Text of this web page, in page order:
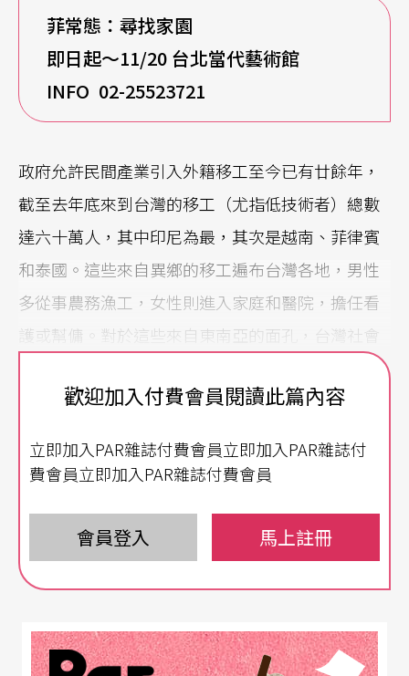
菲常態：尋找家園
即日起～11/20 台北當代藝術館
INFO 02-25523721
政府允許民間產業引入外籍移工至今已有廿餘年，
截至去年底來到台灣的移工（尤指低技術者）總數
達六十萬人，其中印尼為最，其次是越南、菲律賓
和泰國。這些來自異鄉的移工遍布台灣各地，男性
多從事農務漁工，女性則進入家庭和醫院，擔任看
護或幫傭。對於這些來自東南亞的面孔，台灣社會
雖已逐漸熟悉，然對其身後乘載的歷史與文化脈絡
卻不甚理解。
闡述國際移工眼中的家園
次舉辦菲律賓藝術家展，試圖連結該區域的東南亞
移工板塊。目前活躍於國際藝壇的東南亞藝術家，
亞種族和文化繁複多樣的區域色彩，個人創作風格
也得以被突顯，羅納德．溫杜拿（Ronald Ventur
歡迎加入付費會員閱讀此篇內容
立即加入PAR雜誌付費會員立即加入PAR雜誌付
費會員立即加入PAR雜誌付費會員
會員登入 馬上註冊